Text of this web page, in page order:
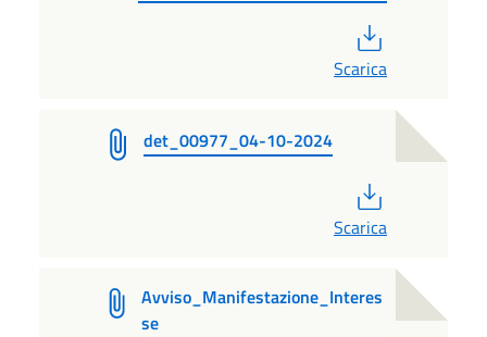
Scarica
det_00977_04-10-2024
Scarica
Avviso_Manifestazione_Interes
se